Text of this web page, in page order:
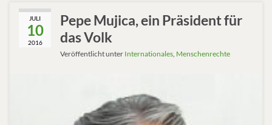
JULI
10
2016
Pepe Mujica, ein Präsident für
das Volk
Veröffentlicht unter Internationales Menschenrechte